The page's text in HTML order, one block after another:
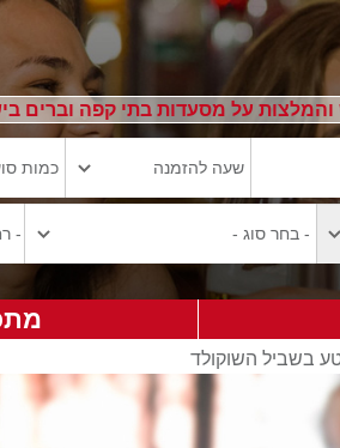
על מסעדות בתי קפה וברים
בשביל השוקולד